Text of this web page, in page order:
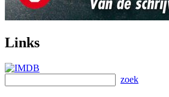
Links
zoek